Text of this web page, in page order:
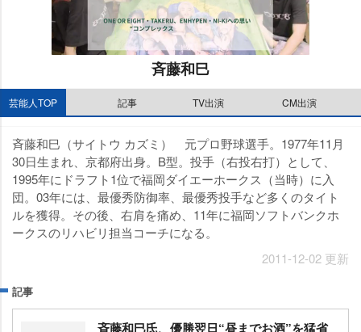
u
e
斉藤和巳
芸能人TOP 記事 TV出演 CM出演
斉藤和巳（サイトウ カズミ） 元プロ野球選手。1977年11月
30日生まれ、京都府出身。B型。投手（右投右打）として、
1995年にドラフト1位で福岡ダイエーホークス（当時）に入
団。03年には、最優秀防御率、最優秀投手など多くのタイト
ルを獲得。その後、右肩を痛め、11年に福岡ソフトバンクホ
ークスのリハビリ担当コーチになる。
2011-12-02 更新
記事
斉藤和巳氏、優勝翌日“昼までお酒”を猛省